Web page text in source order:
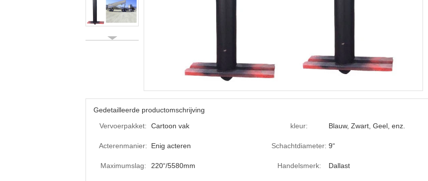
Gedetailleerde productomschrijving
Vervoerpakket:
Cartoon vak kleur: Blauw, Zwart, Geel, enz.
Acterenmanier: Enig acteren Schachtdiameter: 9“
Maximumslag: 220“/5580mm Handelsmerk: Dallast